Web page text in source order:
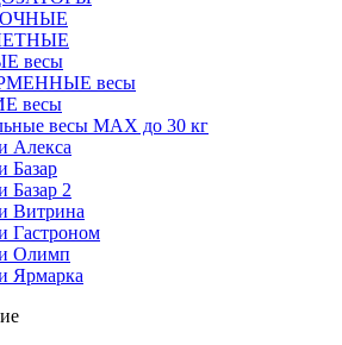
весы
весы
весы
весы MAX до 30 кг
Алекса
Базар
Базар 2
Витрина
Гастроном
Олимп
Ярмарка